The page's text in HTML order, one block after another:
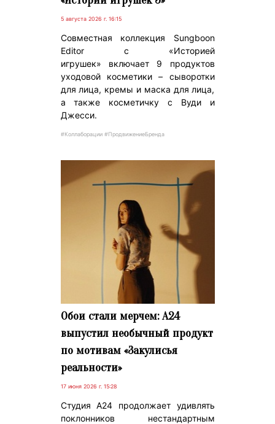
5 августа 2026 г. 16:15
Совместная коллекция Sungboon
Editor с «Историей
игрушек» включает 9 продуктов
уходовой косметики – сыворотки
для лица, кремы и маска для лица,
а также косметичку с Вуди и
Джесси.
#Коллаборации #ПродвижениеБренда
Обои стали мерчем: A24
выпустил необычный продукт
по мотивам «Закулисья
реальности»
17 июня 2026 г. 15:28
Студия A24 продолжает удивлять
поклонников нестандартным